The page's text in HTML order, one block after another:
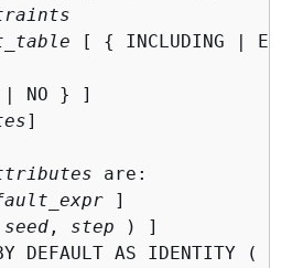
[ {
INCLUDING |
| NO } ]
]
are:
]
seed , step ) ]
DEFAULT AS IDENTITY (